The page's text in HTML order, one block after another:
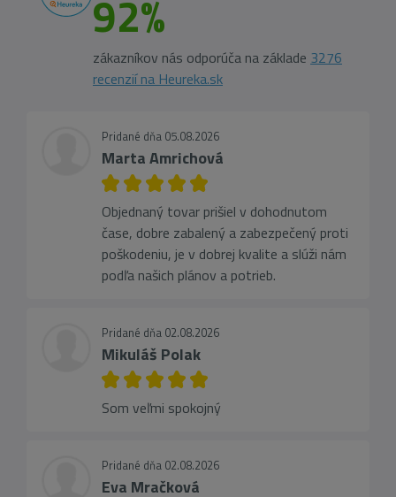
92%
zákazníkov nás odporúča na základe 3276
recenzií na Heureka.sk
Pridané dňa 05.08.2026
Marta Amrichová
Objednaný tovar prišiel v dohodnutom
čase, dobre zabalený a zabezpečený proti
poškodeniu, je v dobrej kvalite a slúži nám
podľa našich plánov a potrieb.
Pridané dňa 02.08.2026
Mikuláš Polak
Som veľmi spokojný
Pridané dňa 02.08.2026
Eva Mračková